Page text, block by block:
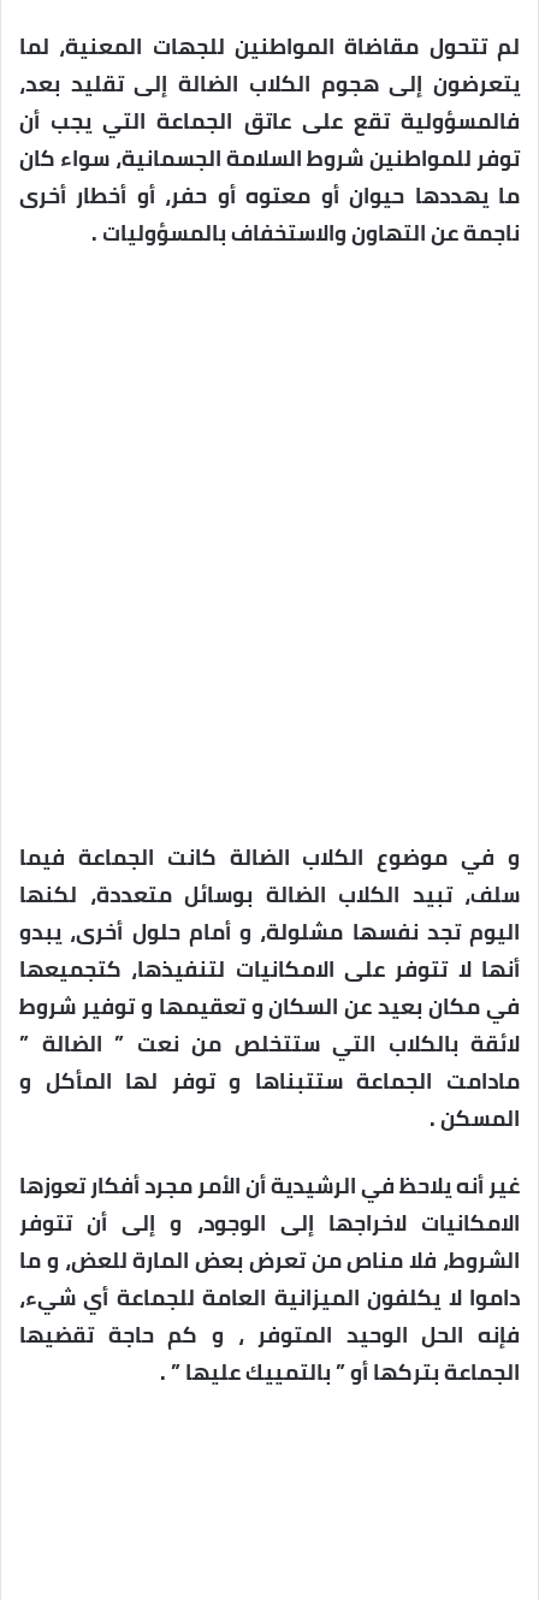
لم تتحول مقاضاة المواطنين للجهات المعنية، لما
يتعرضون إلى هجوم الكلاب الضالة إلى تقليد بعد،
فالمسؤولية تقع على عاتق الجماعة التي يجب أن
توفر للمواطنين شروط السلامة الجسمانية، سواء كان
ما يهددها حيوان أو معتوه أو حفر، أو أخطار أخرى
ناجمة عن التهاون والاستخفاف بالمسؤوليات .
و في موضوع الكلاب الضالة كانت الجماعة فيما
سلف، تبيد الكلاب الضالة بوسائل متعددة، لكنها
اليوم تجد نفسها مشلولة، و أمام حلول أخرى، يبدو
أنها لا تتوفر على الامكانيات لتنفيذها، كتجميعها
في مكان بعيد عن السكان و تعقيمها و توفير شروط
لائقة بالكلاب التي ستتخلص من نعت ” الضالة ”
مادامت الجماعة ستتبناها و توفر لها المأكل و
المسكن .
غير أنه يلاحظ في الرشيدية أن الأمر مجرد أفكار تعوزها
الامكانيات لاخراجها إلى الوجود، و إلى أن تتوفر
الشروط، فلا مناص من تعرض بعض المارة للعض، و ما
داموا لا يكلفون الميزانية العامة للجماعة أي شيء،
فإنه الحل الوحيد المتوفر ، و كم حاجة تقضيها
الجماعة بتركها أو ” بالتمييك عليها ” .